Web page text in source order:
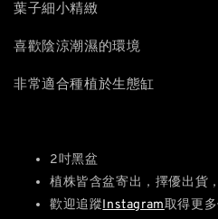
葉子細小精緻
喜歡陰涼潮濕的環境
非常適合種植於生態缸
2吋黑盆
植株皆含盆寄出，擇優出貨
歡迎追蹤Instagram取得更